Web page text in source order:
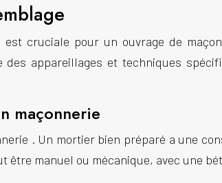
est cruciale pour un ouvrage de
appareillages et techniques
maçonnerie
. Un mortier bien préparé a une
être manuel ou mécanique, avec une